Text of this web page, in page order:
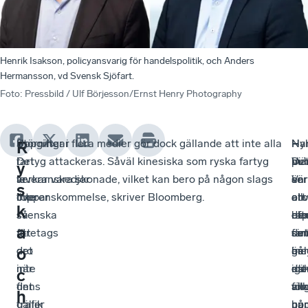
Henrik Isakson, policyansvarig för handelspolitik, och Anders
Hermansson, vd Svensk Sjöfart.
Foto: Pressbild / Ulf Börjesson/Ernst Henry Photography
Störningar
i
leveranskedjor
toppar
svenska
företags
oro
när
det
gäller
–
Det
är
inte
så
att
det
inte
finns
trafik
R
y
s
k
a
o
c
h
Uppgifter i flera medier gör dock gällande att inte alla
fartyg attackeras. Såväl kinesiska som ryska fartyg
verkar vara skonade, vilket kan bero på någon slags
överenskommelse, skriver Bloomberg.
–
Vi
ser
att
går
en
oro
där
en
för
–
är
det
är
ett
på